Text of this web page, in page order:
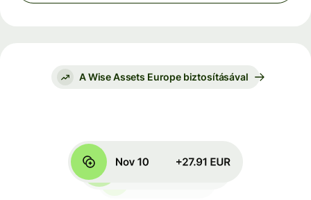
A Wise Assets Europe biztosításával